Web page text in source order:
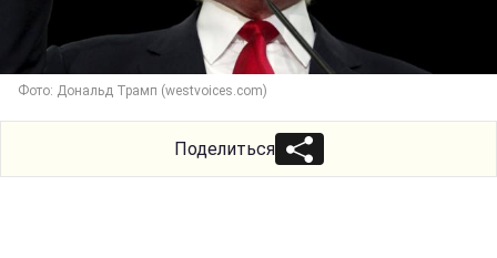
Фото: Дональд Трамп (westvoices.com)
Поделиться